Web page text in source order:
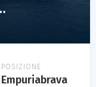
VITA
POSIZIONE
Empuriabrava